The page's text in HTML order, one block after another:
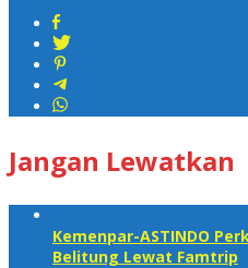
Jangan Lewatkan
Kemenpar-ASTINDO
Belitung Lewat Famtrip